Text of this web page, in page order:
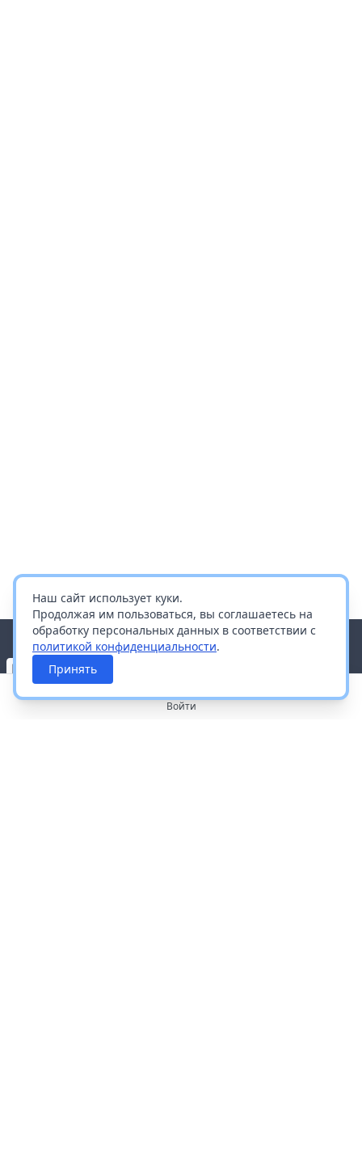
Наш сайт использует куки.
Продолжая им пользоваться, вы соглашаетесь на
обработку персональных данных в соответствии с
политикой конфиденциальности.
Принять
Войти